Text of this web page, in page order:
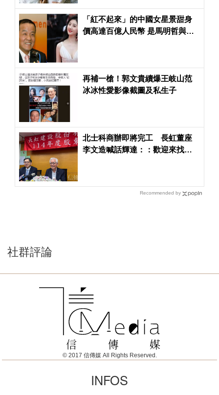
「紅不起來」的中國女星景甜身
價高達百億人民幣 是馬明哲與習
再補一槍！郭文貴續爆王岐山范
冰冰性愛影像截圖及私生子
北士科商辦即將完工 長虹董座
李文造喊話輝達：：歡迎來找我
Recommended by
社群評論
© 2017 信傳媒 All Rights Reserved.
INFOS